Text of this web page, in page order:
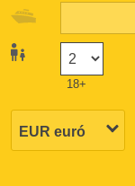
18+